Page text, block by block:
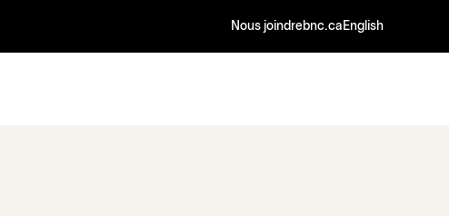
Nous joindrebnc.ca English